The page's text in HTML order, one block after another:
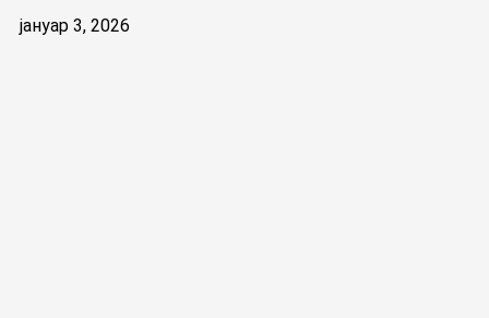
јануар 3, 2026